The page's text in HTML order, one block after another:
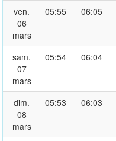
ven.
06
mars
05:55 06:05
sam.
07
mars
05:54 06:04
dim.
08
mars
05:53 06:03